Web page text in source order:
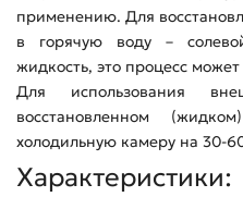
применению. Для
в горячую воду –
жидкость, это процесс может
Для использования
восстановленном
холодильную камеру на 30-
Характеристики: